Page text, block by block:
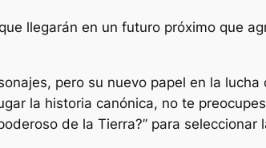
llegarán en un futuro próximo que
pero su nuevo papel en la
la historia canónica, no te
de la Tierra?” para seleccionar